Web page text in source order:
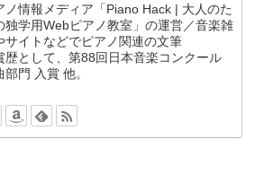
ノ情報メディア「Piano Hack | 大人のた
独学用Webピアノ教室」の運営／音楽雑
サイトなどでピアノ関連の文筆
歴として、第88回日本音楽コンクール
部門 入賞 他。